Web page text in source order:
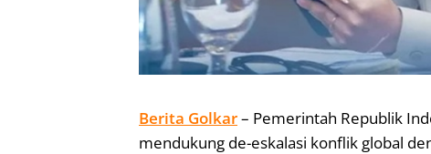
Berita Golkar– Pemerintah Republik
mendukung de-eskalasi konflik global